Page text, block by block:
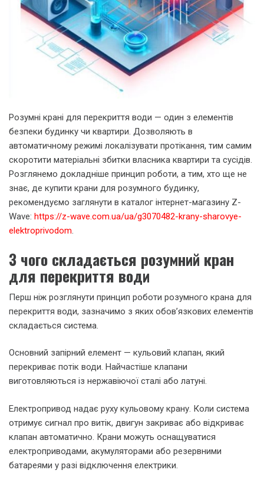
Розумні крані для перекриття води — один з елементів
безпеки будинку чи квартири. Дозволяють в
автоматичному режимі локалізувати протікання, тим самим
скоротити матеріальні збитки власника квартири та сусідів.
Розглянемо докладніше принцип роботи, а тим, хто ще не
знає, де купити крани для розумного будинку,
рекомендуємо заглянути в каталог інтернет-магазину Z-
Wave: https://z-wave.com.ua/ua/g3070482-krany-sharovye-
elektroprivodom.
З чого складається розумний кран
для перекриття води
Перш ніж розглянути принцип роботи розумного крана для
перекриття води, зазначимо з яких обов’язкових елементів
складається система.
Основний запірний елемент — кульовий клапан, який
перекриває потік води. Найчастіше клапани
виготовляються із нержавіючої сталі або латуні.
Електропривод надає руху кульовому крану. Коли система
отримує сигнал про витік, двигун закриває або відкриває
клапан автоматично. Крани можуть оснащуватися
електроприводами, акумуляторами або резервними
батареями у разі відключення електрики.